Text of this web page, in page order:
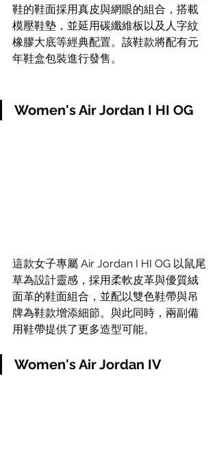
鞋的鞋面採用真皮與網眼的組合，搭載
模壓鞋墊，並延用碳纖維板以及人字紋
橡膠大底等經典配置。該鞋款將配有元
年鞋盒包裝進行發售。
Women's Air Jordan I HI OG
這款女子專屬 Air Jordan I HI OG 以鼠尾
草為設計靈感，採用柔軟皮革與優質絨
面革的鞋面組合，並配以雙色鞋帶與吊
牌為鞋款增添細節。與此同時，兩副備
用鞋帶提供了更多造型可能。
Women's Air Jordan IV